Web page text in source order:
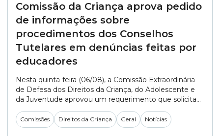
Comissão da Criança aprova pedido
de informações sobre
procedimentos dos Conselhos
Tutelares em denúncias feitas por
educadores
Nesta quinta-feira (06/08), a Comissão Extraordinária
de Defesa dos Direitos da Criança, do Adolescente e
da Juventude aprovou um requerimento que solicita
informações aos Conselhos Tutelares da cidade de São
Paulo sobre como são realizados os atendimentos e
os encaminhamentos de denúncias feitas por
Comissões Direitos da Criança Geral Notícias